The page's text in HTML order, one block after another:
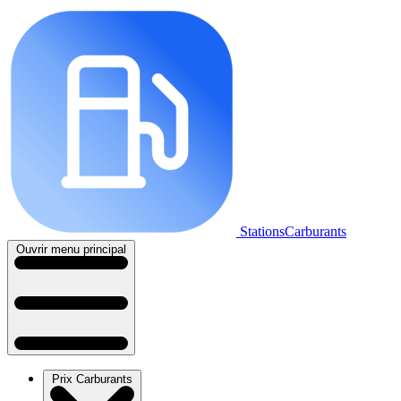
StationsCarburants
Ouvrir menu principal
Prix Carburants